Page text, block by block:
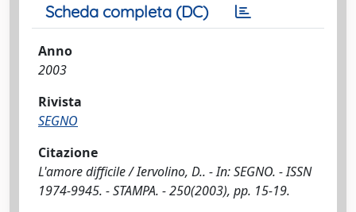
Scheda completa (DC)
Anno
2003
Rivista
SEGNO
Citazione
L'amore difficile / Iervolino, D.. - In: SEGNO. - ISSN
1974-9945. - STAMPA. - 250(2003), pp. 15-19.